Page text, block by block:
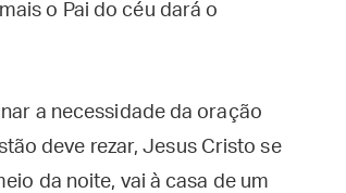
o Pai do céu dará o
a necessidade da oração
deve rezar, Jesus Cristo se
da noite, vai à casa de um